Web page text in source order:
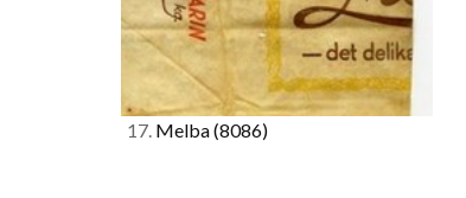
17. Melba(8086)